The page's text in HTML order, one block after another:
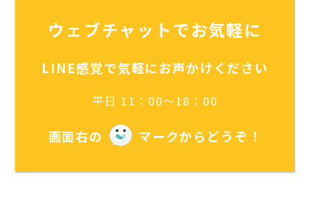
ウェブチャットでお気軽に
LINE感覚で気軽にお声かけください
平日 11：00～18：00
画面右の マークからどうぞ！